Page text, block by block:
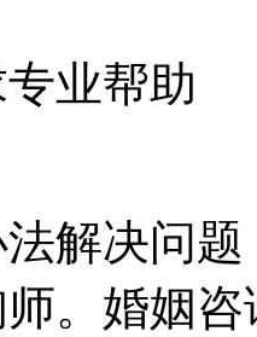
业帮助
解决问
。婚姻